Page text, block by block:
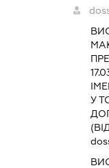
У